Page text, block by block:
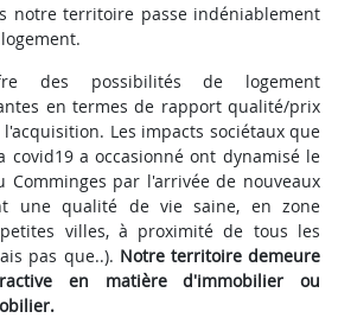
notre territoire passe indéniablement
des possibilités de logement
en termes de rapport qualité/prix
Les impacts sociétaux que
covid19 a occasionné ont dynamisé le
Comminges par l'arrivée de nouveaux
une qualité de vie saine, en zone
villes, à proximité de tous les
pas que..). Notre territoire demeure
en matière d'immobilier ou